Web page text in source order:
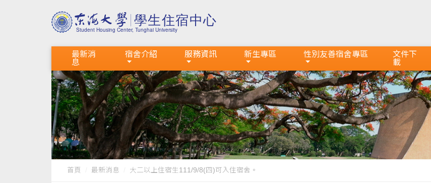
最新消
息
宿舍介紹 服務資訊 新生專區 性別友善宿舍專區
文件下
載
首頁 最新消息 大二以上住宿生111/9/8(四)可入住宿舍。